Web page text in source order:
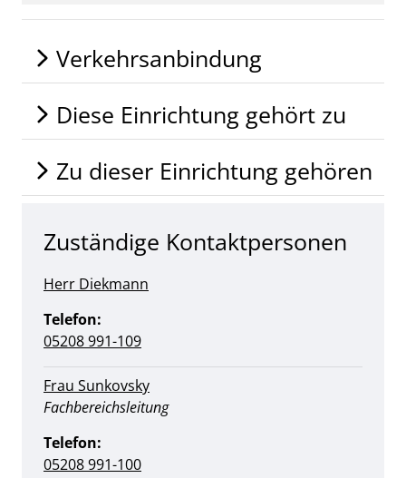
Verkehrsanbindung
Diese Einrichtung gehört zu
Zu dieser Einrichtung gehören
Zuständige Kontaktpersonen
Herr Diekmann
Telefon:
05208 991-109
Frau Sunkovsky
Position:
Fachbereichsleitung
Telefon:
05208 991-100